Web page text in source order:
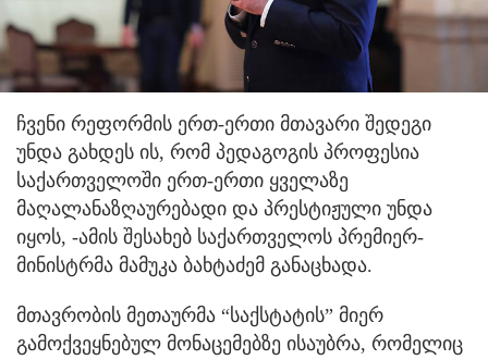
ჩვენი რეფორმის ერთ-ერთი მთავარი შედეგი
უნდა გახდეს ის, რომ პედაგოგის პროფესია
საქართველოში ერთ-ერთი ყველაზე
მაღალანაზღაურებადი და პრესტიჟული უნდა
იყოს, -ამის შესახებ საქართველოს პრემიერ-
მინისტრმა მამუკა ბახტაძემ განაცხადა.
მთავრობის მეთაურმა “საქსტატის” მიერ
გამოქვეყნებულ მონაცემებზე ისაუბრა, რომელიც